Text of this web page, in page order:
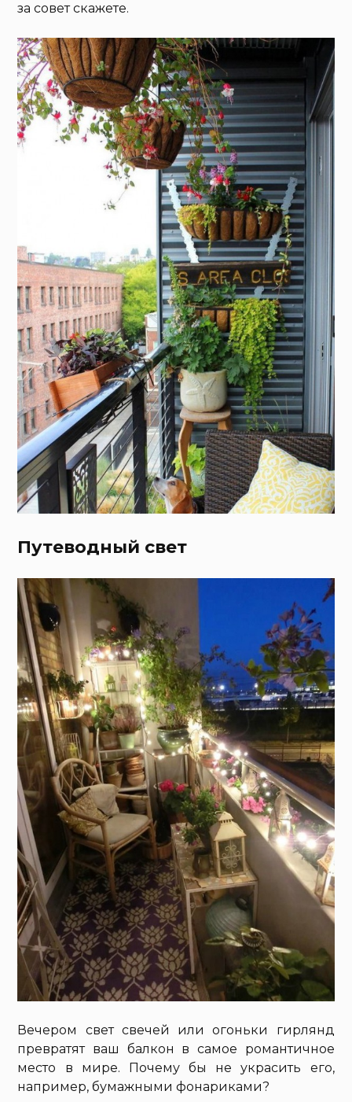
за совет скажете.
Путеводный свет
Вечером свет свечей или огоньки гирлянд
превратят ваш балкон в самое романтичное
место в мире. Почему бы не украсить его,
например, бумажными фонариками?